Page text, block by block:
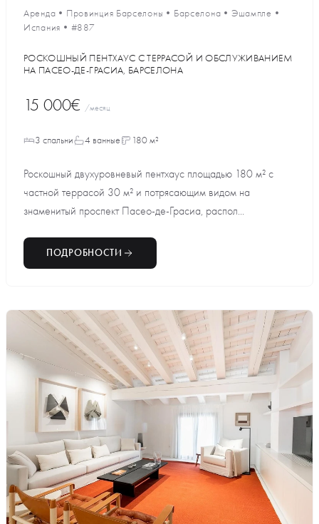
Аренда • Провинция Барселоны • Барселона • Эшампле •
Испания • #887
РОСКОШНЫЙ ПЕНТХАУС С ТЕРРАСОЙ И ОБСЛУЖИВАНИЕМ
НА ПАСЕО-ДЕ-ГРАСИА, БАРСЕЛОНА
15 000€ /месяц
3 спальни 4 ванные 180 м²
Роскошный двухуровневый пентхаус площадью 180 м² с
частной террасой 30 м² и потрясающим видом на
знаменитый проспект Пасео-де-Грасиа, распол...
ПОДРОБНОСТИ